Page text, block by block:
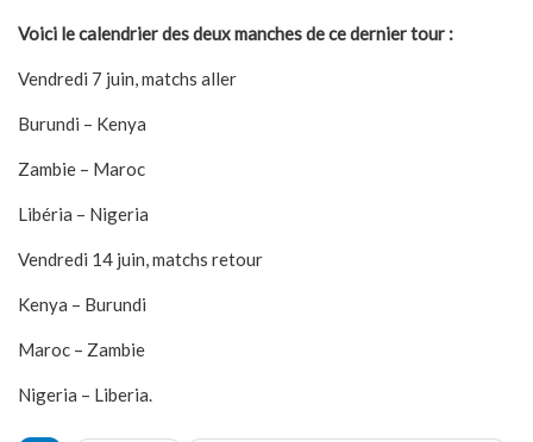
Voici le calendrier des deux manches de ce dernier tour :
Vendredi 7 juin, matchs aller
Burundi – Kenya
Zambie – Maroc
Libéria – Nigeria
Vendredi 14 juin, matchs retour
Kenya – Burundi
Maroc – Zambie
Nigeria – Liberia.